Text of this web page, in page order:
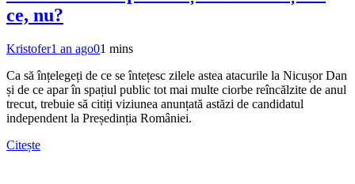
ce, nu?
Kristofer1 an ago01 mins
Ca să înțelegeți de ce se întețesc zilele astea atacurile la Nicușor Dan
și de ce apar în spațiul public tot mai multe ciorbe reîncălzite de anul
trecut, trebuie să citiți viziunea anunțată astăzi de candidatul
independent la Președinția României.
Citește